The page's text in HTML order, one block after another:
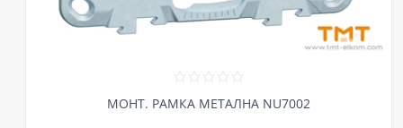
МОНТ. РАМКА МЕТАЛНА NU7002